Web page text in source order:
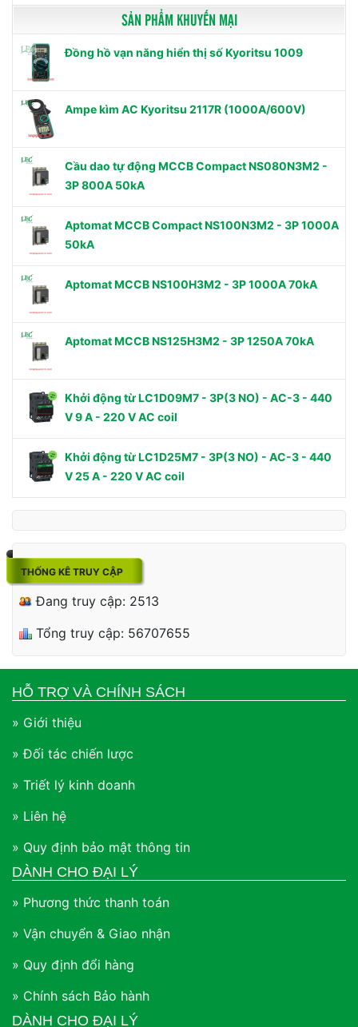
SẢN PHẨM KHUYẾN MẠI
Đồng hồ vạn năng hiển thị số Kyoritsu 1009
Ampe kìm AC Kyoritsu 2117R (1000A/600V)
Cầu dao tự động MCCB Compact NS080N3M2 -
3P 800A 50kA
Aptomat MCCB Compact NS100N3M2 - 3P 1000A
50kA
Aptomat MCCB NS100H3M2 - 3P 1000A 70kA
Aptomat MCCB NS125H3M2 - 3P 1250A 70kA
Khởi động từ LC1D09M7 - 3P(3 NO) - AC-3 - 440
V 9 A - 220 V AC coil
Khởi động từ LC1D25M7 - 3P(3 NO) - AC-3 - 440
V 25 A - 220 V AC coil
THỐNG KÊ TRUY CẬP
Đang truy cập: 2513
Tổng truy cập: 56707655
HỖ TRỢ VÀ CHÍNH SÁCH
» Giới thiệu
» Đối tác chiến lược
» Triết lý kinh doanh
» Liên hệ
» Quy định bảo mật thông tin
DÀNH CHO ĐẠI LÝ
» Phương thức thanh toán
» Vận chuyển & Giao nhận
» Quy định đổi hàng
» Chính sách Bảo hành
DÀNH CHO ĐẠI LÝ